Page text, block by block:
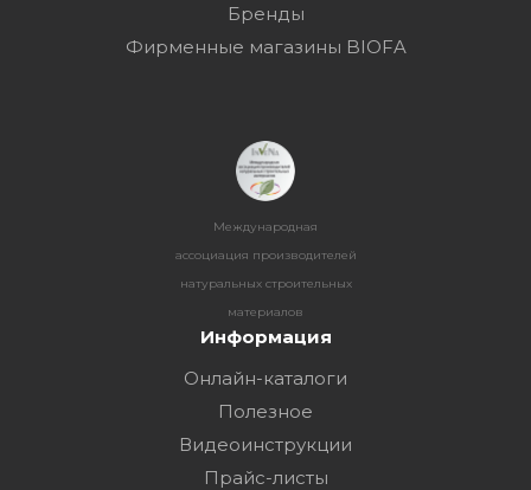
Бренды
Фирменные магазины BIOFA
Международная
ассоциация производителей
натуральных строительных
материалов
Информация
Онлайн-каталоги
Полезное
Видеоинструкции
Прайс-листы